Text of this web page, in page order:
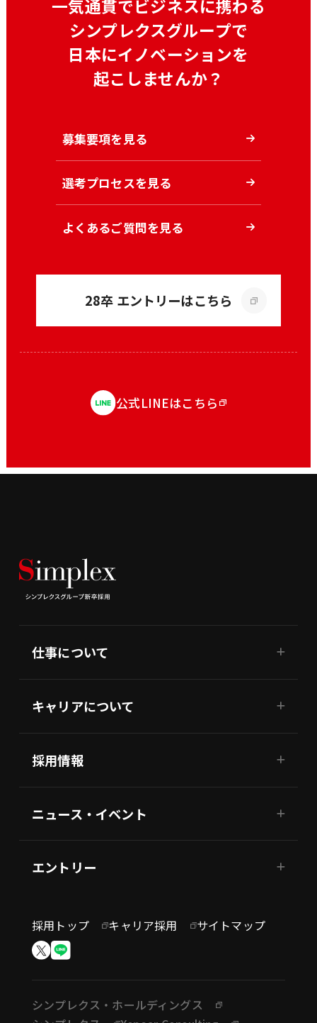
一気通貫でビジネスに携わる
シンプレクスグループで
日本にイノベーションを
起こしませんか？
募集要項を見る
選考プロセスを見る
よくあるご質問を見る
28卒 エントリーはこちら
公式LINEはこちら
仕事について
キャリアについて
採用情報
ニュース・イベント
エントリー
採用トップ キャリア採用 サイトマップ
シンプレクス・ホールディングス